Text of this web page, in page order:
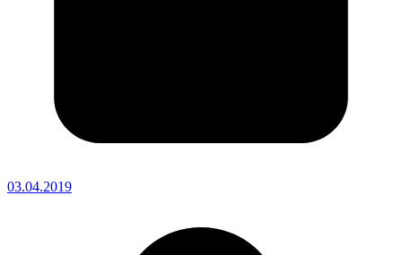
03.04.2019